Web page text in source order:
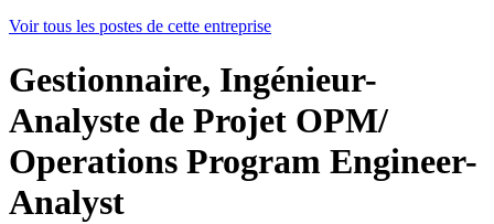
Voir tous les postes de cette entreprise
Gestionnaire, Ingénieur-
Analyste de Projet OPM/
Operations Program Engineer-
Analyst